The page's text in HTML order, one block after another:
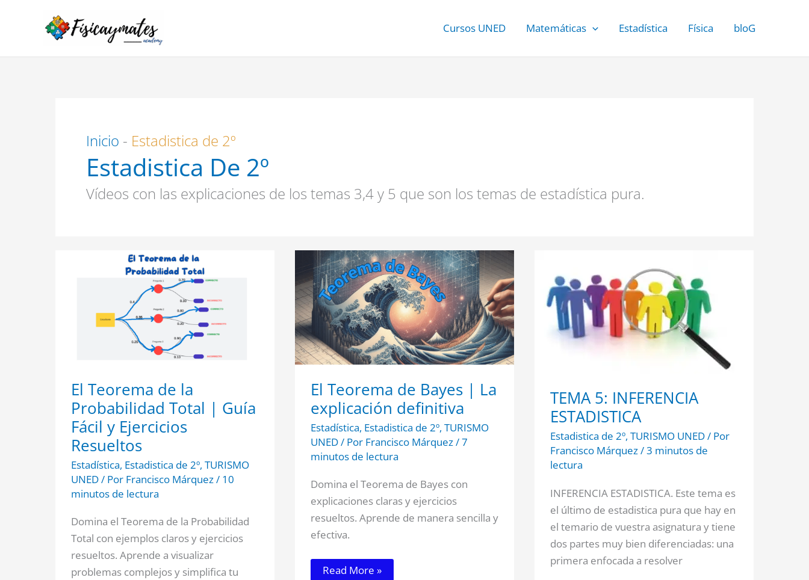
Cursos UNED Matemáticas Estadística Física bloG
Inicio - Estadistica de 2º
Estadistica De 2º
Vídeos con las explicaciones de los temas 3,4 y 5 que son los temas de estadística pura.
El Teorema de la
Probabilidad Total | Guía
Fácil y Ejercicios
Resueltos
Estadística, Estadistica de 2º, TURISMO
UNED/ Por Francisco Márquez/ 10
minutos de lectura
Domina el Teorema de la Probabilidad
Total con ejemplos claros y ejercicios
resueltos. Aprende a visualizar
problemas complejos y simplifica tu
Probabilidad
Guía
El Teorema de Bayes | La
explicación definitiva
Estadística, Estadistica de 2º, TURISMO
UNED/ Por Francisco Márquez/7
minutos de lectura
Domina el Teorema de Bayes con
explicaciones claras y ejercicios
resueltos. Aprende de manera sencilla y
efectiva.
El
Teorema
de
Bayes
|
La
explicación
definitiva
Read More »
TEMA 5: INFERENCIA
ESTADISTICA
Estadistica de 2º, TURISMO UNED/ Por
Francisco Márquez/3 minutos de
lectura
INFERENCIA ESTADISTICA. Este tema es
el último de estadistica pura que hay en
el temario de vuestra asignatura y tiene
dos partes muy bien diferenciadas: una
primera enfocada a resolver
INFERENCIA
ESTADISTICA